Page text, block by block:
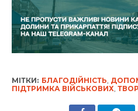
МІТКИ: БЛАГОДІЙНІСТЬ
ПІДТРИМКА ВІЙСЬКОВИХ